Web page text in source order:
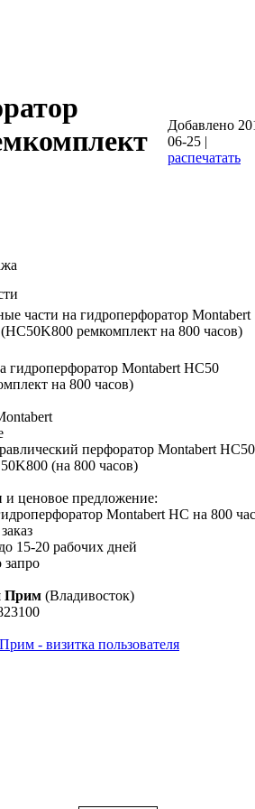
Добавлено
06-25 |
распечатать
части на гидроперфоратор Montabert
ремкомплект на 800 часов)
гидроперфоратор Montabert НС50
на 800 часов)
перфоратор Montabert НС50
(на 800 часов)
и ценовое предложение:
Montabert НС на 800
15-20 рабочих дней
запро
Прим (Владивосток)
- визитка пользователя